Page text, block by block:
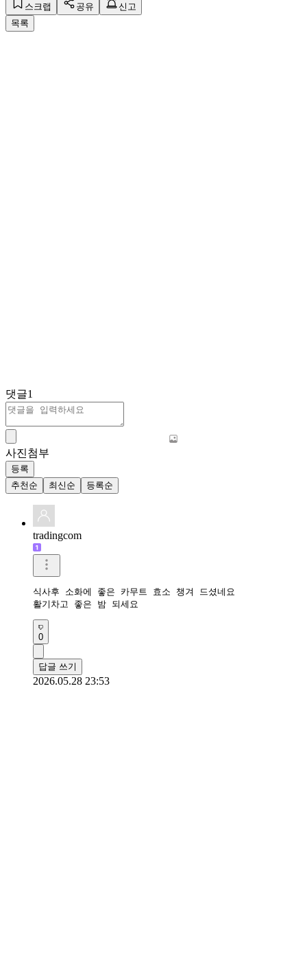
스크랩 공유
신고
목록
댓글1
사진첨부
등록
추천순
최신순 등록순
tradingcom
식사후 소화에 좋은 카무트 효소 챙겨 드셨네요
활기차고 좋은 밤 되세요
0
답글 쓰기
2026.05.28 23:53